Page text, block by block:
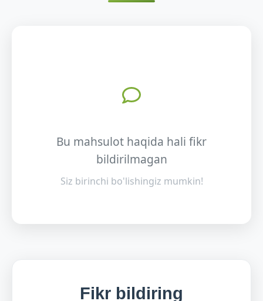
Bu mahsulot haqida hali fikr
bildirilmagan
Siz birinchi bo'lishingiz mumkin!
Fikr bildiring